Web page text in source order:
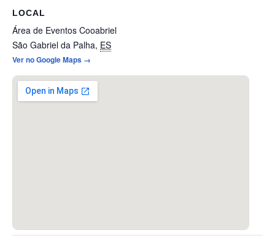
LOCAL
Área de Eventos Cooabriel
São Gabriel da Palha, ES
Ver no Google Maps →